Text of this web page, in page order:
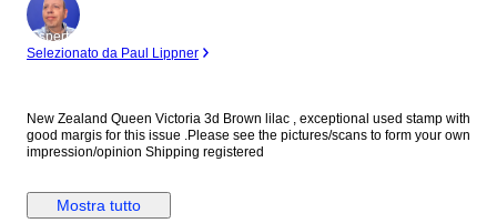
Esperto
Selezionato da Paul Lippner
New Zealand Queen Victoria 3d Brown lilac , exceptional used stamp with
good margis for this issue .Please see the pictures/scans to form your own
impression/opinion Shipping registered
Mostra tutto